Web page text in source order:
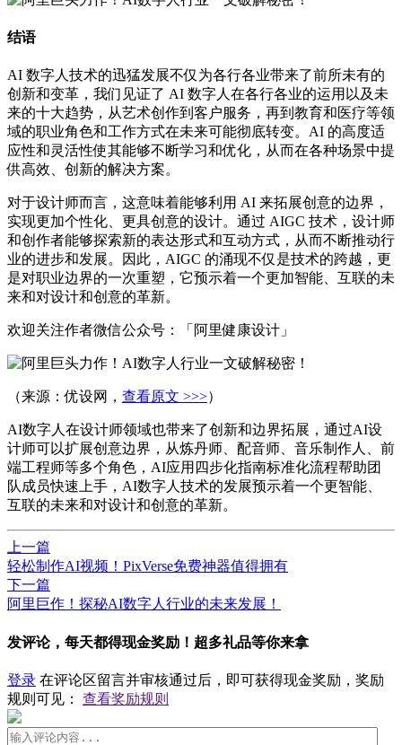
结语
AI 数字人技术的迅猛发展不仅为各行各业带来了前所未有的
创新和变革，我们见证了 AI 数字人在各行各业的运用以及未
来的十大趋势，从艺术创作到客户服务，再到教育和医疗等领
域的职业角色和工作方式在未来可能彻底转变。AI 的高度适
应性和灵活性使其能够不断学习和优化，从而在各种场景中提
供高效、创新的解决方案。
对于设计师而言，这意味着能够利用 AI 来拓展创意的边界，
实现更加个性化、更具创意的设计。通过 AIGC 技术，设计师
和创作者能够探索新的表达形式和互动方式，从而不断推动行
业的进步和发展。因此，AIGC 的涌现不仅是技术的跨越，更
是对职业边界的一次重塑，它预示着一个更加智能、互联的未
来和对设计和创意的革新。
欢迎关注作者微信公众号：「阿里健康设计」
（来源：优设网， 查看原文 >>>）
AI数字人在设计师领域也带来了创新和边界拓展，通过AI设
计师可以扩展创意边界，从炼丹师、配音师、音乐制作人、前
端工程师等多个角色，AI应用四步化指南标准化流程帮助团
队成员快速上手，AI数字人技术的发展预示着一个更智能、
互联的未来和对设计和创意的革新。
上一篇
轻松制作AI视频！PixVerse免费神器值得拥有
下一篇
阿里巨作！探秘AI数字人行业的未来发展！
发评论，每天都得现金奖励！超多礼品等你来拿
登录 在评论区留言并审核通过后，即可获得现金奖励，奖励
规则可见： 查看奖励规则